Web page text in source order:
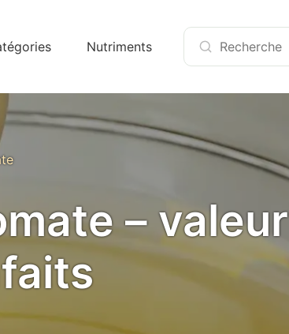
Nutriments
– valeur